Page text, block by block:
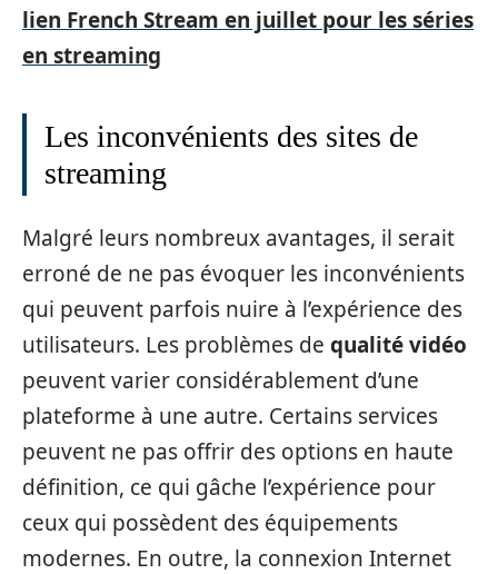
lien French Stream en juillet pour les séries
en streaming
Les inconvénients des sites de
streaming
Malgré leurs nombreux avantages, il serait
erroné de ne pas évoquer les inconvénients
qui peuvent parfois nuire à l’expérience des
utilisateurs. Les problèmes de qualité vidéo
peuvent varier considérablement d’une
plateforme à une autre. Certains services
peuvent ne pas offrir des options en haute
définition, ce qui gâche l’expérience pour
ceux qui possèdent des équipements
modernes. En outre, la connexion Internet